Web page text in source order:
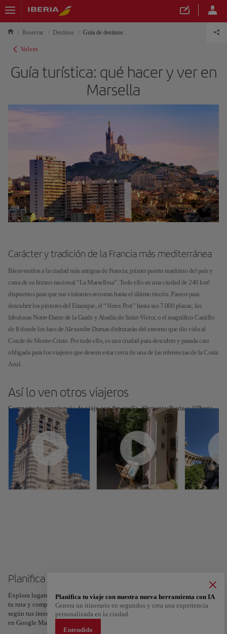
Reservar Destinos Guía de destinos
Volver
Guía turística: qué hacer y ver en
Marsella
Carácter y tradición de la Francia más mediterránea
Bienvenidos a la ciudad más antigua de Francia, primer puerto marítimo del país y
cuna de su himno nacional “La Marsellesa”. Todo ello en una ciudad de 240 km²
dispuestos para que sus visitantes recorran hasta el último rincón. Paseos para
descubrir los pintores del Estanque, el “Vieux Port” hasta sus 7.000 plazas; las
fabulosas Notre-Dame de la Garde y Abadía de Saint-Víctor, o el magnífico Castillo
de If donde los fans de Alexandre Dumas disfrutarán del entorno que dio vida al
Conde de Monte-Cristo. Por todo ello, es una ciudad para descubrir y parada casi
obligada para los viajeros que deseen estar cerca de una de las referencias de la Costa
Azul.
Así lo ven otros viajeros
Comparte tu experiencia de viaje con #marsella, #InstantesIberia y @Iberia
Planifica tu viaje a Marsella
Explora lugares, experiencias y marca con el corazón tus favoritos para crear
tu ruta y compartirla. ¿Quieres más ideas? Obtén un itinerario personalizado
según tus intereses y la duración de tu viaje: en sólo dos pasos y descargable
en Google Maps.
Planifica tu viaje con nuestra nueva herramienta con IA
Genera un itinerario en segundos y crea una experiencia
personalizada en la ciudad.
Entendido